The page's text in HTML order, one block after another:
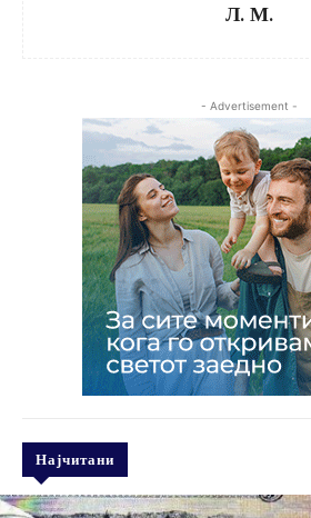
Л. М.
- Advertisement -
Најчитани